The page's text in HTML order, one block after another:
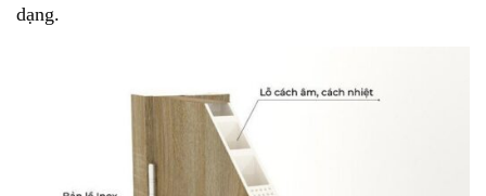
dạng.